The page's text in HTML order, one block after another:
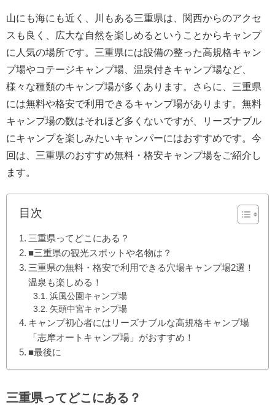
山にも海にも近く、川もある三重県は、関西からのアクセ
スも良く、広大な自然を楽しめるということからキャンプ
に人気の場所です。三重県には設備の整った高規格キャン
プ場やコテージキャンプ場、温泉付きキャンプ場など、
様々な種類のキャンプ場が多くあります。さらに、三重県
には無料や格安で利用できるキャンプ場があります。無料
キャンプ場の数はそれほど多くないですが、リーズナブル
にキャンプを楽しみたいキャンパーにはおすすめです。今
回は、三重県のおすすめ無料・格安キャンプ場をご紹介し
ます。
目次
三重県ってどこにある？
■三重県の観光スポットや名物は？
三重県の無料・格安で利用できる穴場キャンプ場2選！
温泉も楽しめる！
浜風公園キャンプ場
矢頭中宮キャンプ場
キャンプ初心者にはリーズナブルな高規格キャンプ場
「志摩オートキャンプ場」がおすすめ！
■最後に
三重県ってどこにある？